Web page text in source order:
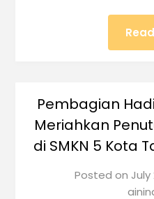
Pembagian
Meriahkan
di SMKN 5 Kota
Posted on July